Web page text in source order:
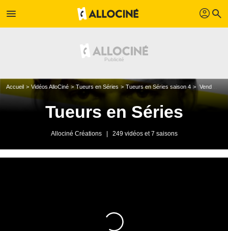
menu profil search
Accueil Vidéos AlloCiné Tueurs en Séries Tueurs en Séries saison 4 Vendredi 7 janvier 2011
Tueurs en Séries
Allociné Créations 249 vidéos et 7 saisons